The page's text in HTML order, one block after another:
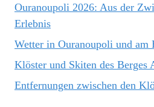
Ouranoupoli 2026: Aus der
Erlebnis
Wetter in Ouranoupoli und am
Klöster und Skiten des Berges
Entfernungen zwischen den